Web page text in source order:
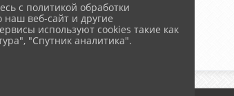
с политикой обработки
веб-сайт и другие
используют cookies такие как
"Спутник аналитика".